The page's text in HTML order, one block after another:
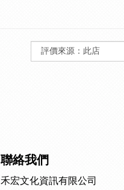
聯絡我們
禾宏文化資訊有限公司